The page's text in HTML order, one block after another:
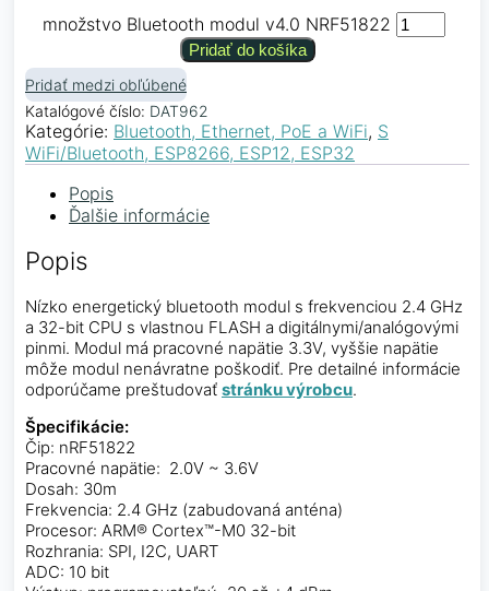
množstvo Bluetooth modul v4.0 NRF51822
Pridať do košíka
Pridať medzi obľúbené
Katalógové číslo: DAT962
Kategórie: Bluetooth, Ethernet, PoE a WiFi, S
WiFi/Bluetooth, ESP8266, ESP12, ESP32
Popis
Ďalšie informácie
Popis
Nízko energetický bluetooth modul s frekvenciou 2.4 GHz
a 32-bit CPU s vlastnou FLASH a digitálnymi/analógovými
pinmi. Modul má pracovné napätie 3.3V, vyššie napätie
môže modul nenávratne poškodiť. Pre detailné informácie
odporúčame preštudovať stránku výrobcu.
Špecifikácie:
Čip: nRF51822
Pracovné napätie: 2.0V ~ 3.6V
Dosah: 30m
Frekvencia: 2.4 GHz (zabudovaná anténa)
Procesor: ARM® Cortex™-M0 32-bit
Rozhrania: SPI, I2C, UART
ADC: 10 bit